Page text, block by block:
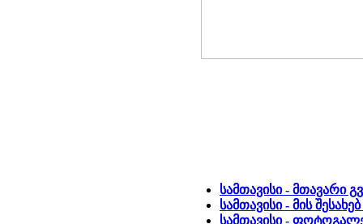
სამთავისი - მთავარი
სამთავისი - მის
სამთავისი -